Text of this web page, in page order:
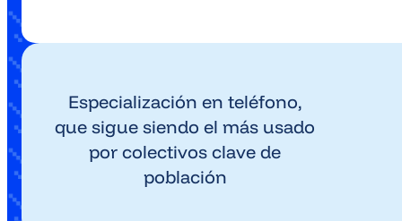
Especialización en teléfono,
que sigue siendo el más usado
por colectivos clave de
población